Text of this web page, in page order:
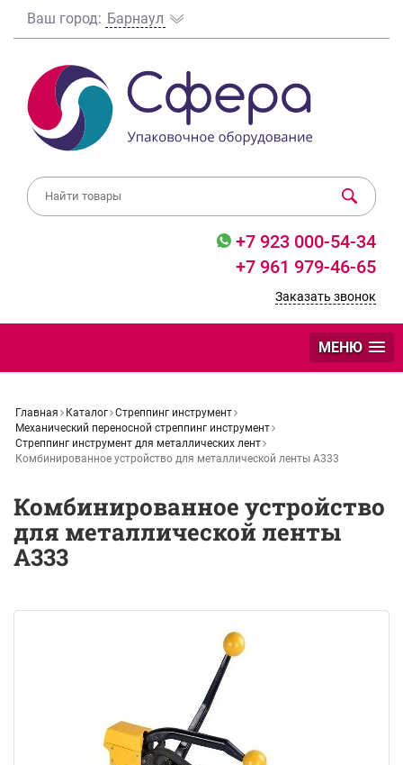
Ваш город: Барнаул
+7 923 000-54-34
+7 961 979-46-65
Заказать звонок
МЕНЮ
Главная Каталог Стреппинг инструмент
Механический переносной стреппинг инструмент
Стреппинг инструмент для металлических лент
Комбинированное устройство для металлической ленты А333
Комбинированное устройство
для металлической ленты
А333